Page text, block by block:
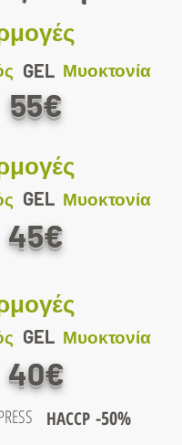
GEL Μυοκτονία
55€
GEL Μυοκτονία
45€
GEL Μυοκτονία
40€
-50%
HACCP